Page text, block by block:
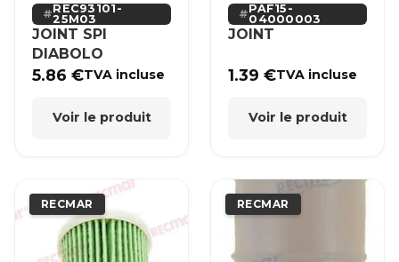
REC93101-
25M03
JOINT SPI
DIABOLO
5.86€TVA incluse
Voir le produit
PAF15-
04000003
JOINT
1.39€TVA incluse
Voir le produit
RECMAR RECMAR